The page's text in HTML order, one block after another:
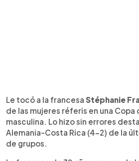
Le tocó a la francesa Stéphanie
de las mujeres réferis en una Copa
masculina. Lo hizo sin errores
Alemania-Costa Rica (4-2) de la
de grupos.